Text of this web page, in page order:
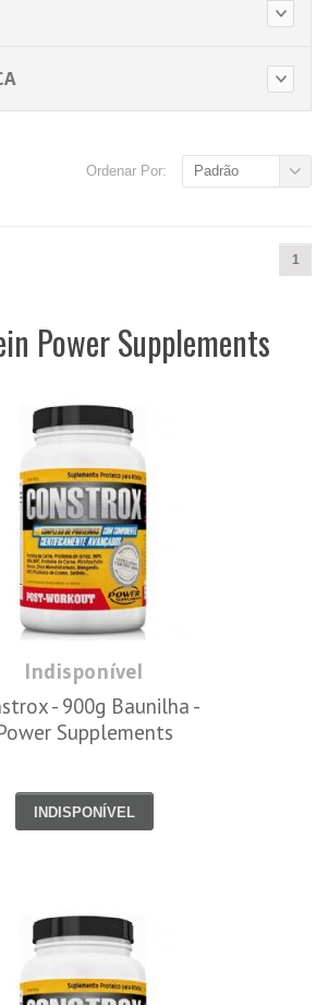
Ordenar Por: Padrão
1
Power Supplements
Indisponível
- 900g Baunilha -
Supplements
INDISPONÍVEL